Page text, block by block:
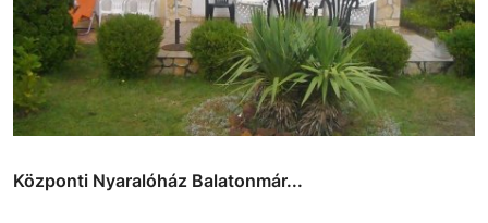
Központi Nyaralóház Balatonmár...